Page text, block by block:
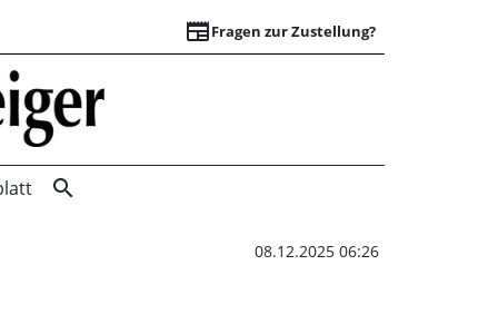
newspaperFragen zur Zustellung?
Von der Theorie
search
08.12.2025 06:26